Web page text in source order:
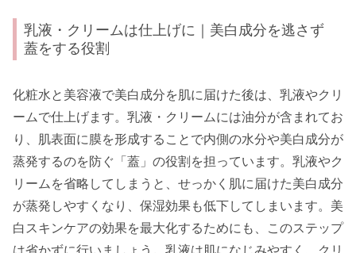
乳液・クリームは仕上げに｜美白成分を逃さず
蓋をする役割
化粧水と美容液で美白成分を肌に届けた後は、乳液やクリ
ームで仕上げます。乳液・クリームには油分が含まれてお
り、肌表面に膜を形成することで内側の水分や美白成分が
蒸発するのを防ぐ「蓋」の役割を担っています。乳液やク
リームを省略してしまうと、せっかく肌に届けた美白成分
が蒸発しやすくなり、保湿効果も低下してしまいます。美
白スキンケアの効果を最大化するためにも、このステップ
は省かずに行いましょう。乳液は肌になじみやすく、クリ